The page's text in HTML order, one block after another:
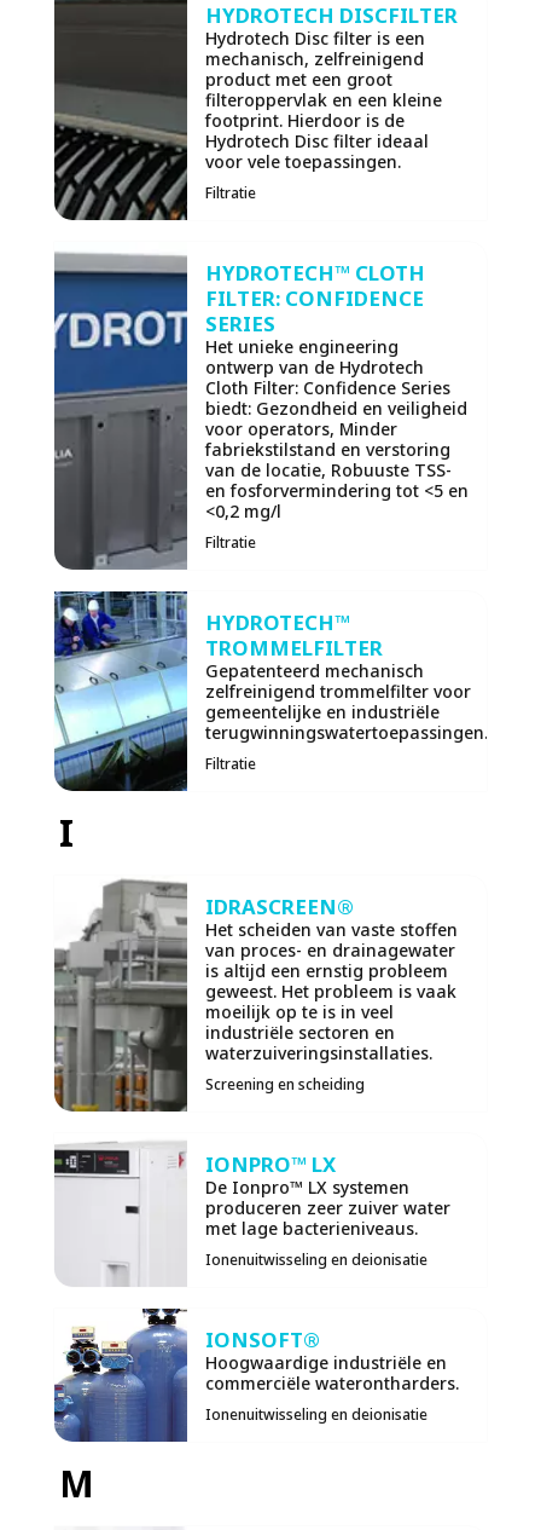
HYDROTECH DISCFILTER
Hydrotech Disc filter is een
mechanisch, zelfreinigend
product met een groot
filteroppervlak en een kleine
footprint. Hierdoor is de
Hydrotech Disc filter ideaal
voor vele toepassingen.
Filtratie
HYDROTECH™ CLOTH
FILTER: CONFIDENCE
SERIES
Het unieke engineering
ontwerp van de Hydrotech
Cloth Filter: Confidence Series
biedt: Gezondheid en veiligheid
voor operators, Minder
fabriekstilstand en verstoring
van de locatie, Robuuste TSS-
en fosforvermindering tot <5 en
<0,2 mg/l
Filtratie
HYDROTECH™
TROMMELFILTER
Gepatenteerd mechanisch
zelfreinigend trommelfilter voor
gemeentelijke en industriële
terugwinningswatertoepassingen.
Filtratie
I
IDRASCREEN®
Het scheiden van vaste stoffen
van proces- en drainagewater
is altijd een ernstig probleem
geweest. Het probleem is vaak
moeilijk op te is in veel
industriële sectoren en
waterzuiveringsinstallaties.
Screening en scheiding
IONPRO™ LX
De Ionpro™ LX systemen
produceren zeer zuiver water
met lage bacterieniveaus.
Ionenuitwisseling en deionisatie
IONSOFT®
Hoogwaardige industriële en
commerciële waterontharders.
Ionenuitwisseling en deionisatie
M